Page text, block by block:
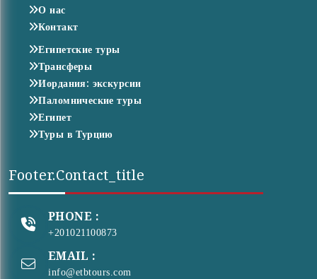
О нас
Контакт
Египетские туры
Трансферы
Иордания: экскурсии
Паломнические туры
Египет
Туры в Турцию
Footer.contact_title
PHONE :
+201021100873
EMAIL :
info@etbtours.com